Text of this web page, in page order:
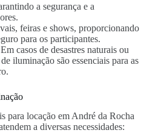
a segurança e a
feiras e shows, proporcionando
para os participantes.
casos de desastres naturais ou
iluminação são essenciais para as
para locação em André da Rocha
a diversas necessidades: